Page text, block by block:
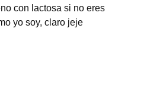
con lactosa si no eres
yo soy, claro jeje